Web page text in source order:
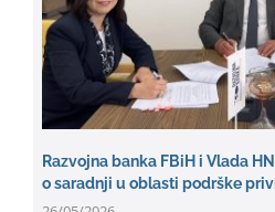
Razvojna banka FBiH i Vlada
o saradnji u oblasti podrške